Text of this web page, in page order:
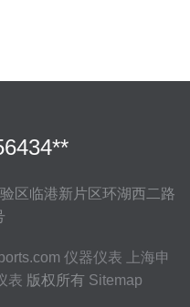
区临港新片区环湖西二路
仪器仪表
上海申
表 版权所有 Sitemap